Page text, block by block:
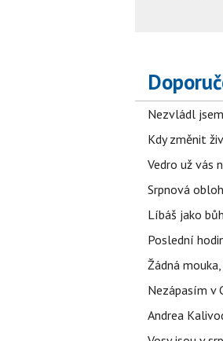
Nezvládl
Kdy změnit
Vedro už vás
Srpnová
Líbáš jako
Poslední
Žádná
Nezápasím v
Andrea